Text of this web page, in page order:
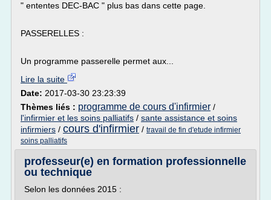
" ententes DEC-BAC " plus bas dans cette page.
PASSERELLES :
Un programme passerelle permet aux...
Lire la suite
Date: 2017-03-30 23:23:39
Thèmes liés : programme de cours d'infirmier /
l'infirmier et les soins palliatifs / sante assistance et soins
infirmiers / cours d'infirmier / travail de fin d'etude infirmier
soins palliatifs
professeur(e) en formation professionnelle
ou technique
Selon les données 2015 :